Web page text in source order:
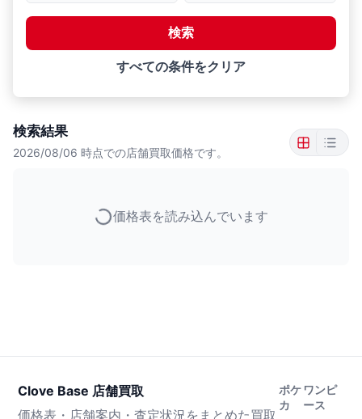
検索
すべての条件をクリア
検索結果
2026/08/06 時点での店舗買取価格です。
価格表を読み込んでいます
Clove Base 店舗買取
価格表・店舗案内・査定状況をまとめた買取
ポケ
カ
ワンピ
ース